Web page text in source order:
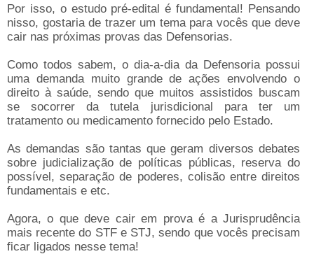
Por isso, o estudo pré-edital é fundamental! Pensando
nisso, gostaria de trazer um tema para vocês que deve
cair nas próximas provas das Defensorias.
Como todos sabem, o dia-a-dia da Defensoria possui
uma demanda muito grande de ações envolvendo o
direito à saúde, sendo que muitos assistidos buscam
se socorrer da tutela jurisdicional para ter um
tratamento ou medicamento fornecido pelo Estado.
As demandas são tantas que geram diversos debates
sobre judicialização de políticas públicas, reserva do
possível, separação de poderes, colisão entre direitos
fundamentais e etc.
Agora, o que deve cair em prova é a Jurisprudência
mais recente do STF e STJ, sendo que vocês precisam
ficar ligados nesse tema!